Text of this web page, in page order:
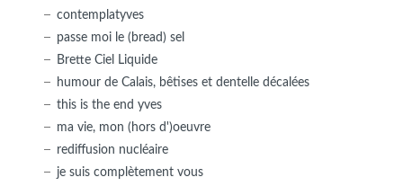
contemplatyves
passe moi le (bread) sel
Brette Ciel Liquide
humour de Calais, bêtises et dentelle décalées
this is the end yves
ma vie, mon (hors d')oeuvre
rediffusion nucléaire
je suis complètement vous